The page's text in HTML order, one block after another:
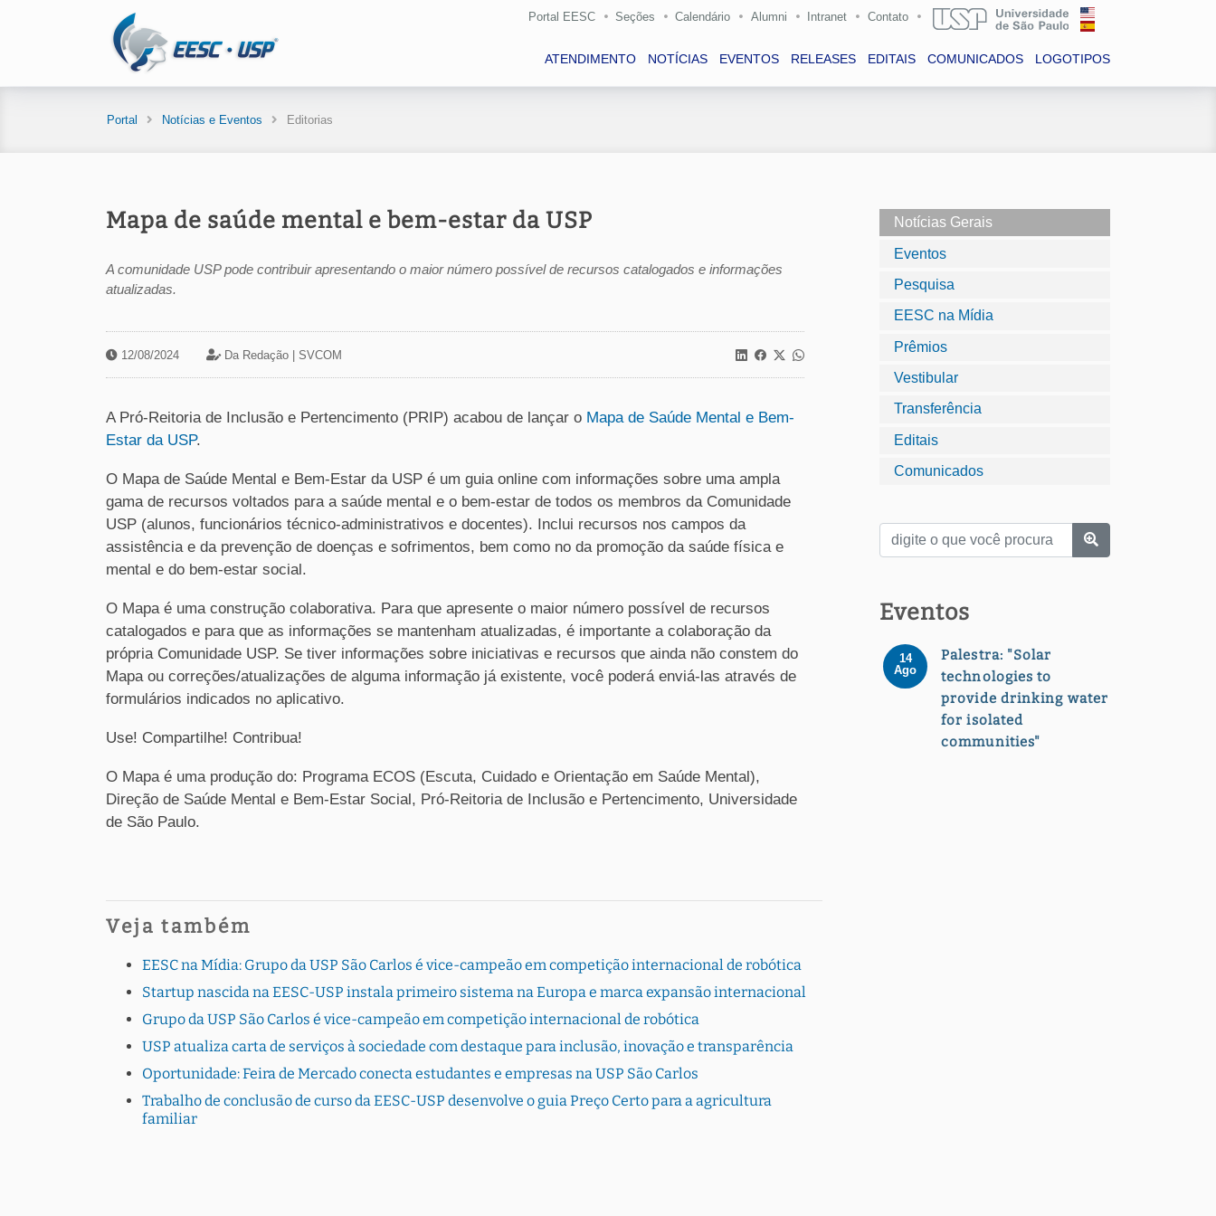
Portal EESC Seções Calendário Alumni Intranet Contato
ATENDIMENTO NOTÍCIAS EVENTOS RELEASES EDITAIS COMUNICADOS LOGOTIPOS
Portal Notícias e Eventos Editorias
Mapa de saúde mental e bem-estar da USP
A comunidade USP pode contribuir apresentando o maior número possível de recursos catalogados e informações
atualizadas.
12/08/2024 Da Redação | SVCOM
A Pró-Reitoria de Inclusão e Pertencimento (PRIP) acabou de lançar o Mapa de Saúde Mental e Bem-
Estar da USP.
O Mapa de Saúde Mental e Bem-Estar da USP é um guia online com informações sobre uma ampla
gama de recursos voltados para a saúde mental e o bem-estar de todos os membros da Comunidade
USP (alunos, funcionários técnico-administrativos e docentes). Inclui recursos nos campos da
assistência e da prevenção de doenças e sofrimentos, bem como no da promoção da saúde física e
mental e do bem-estar social.
O Mapa é uma construção colaborativa. Para que apresente o maior número possível de recursos
catalogados e para que as informações se mantenham atualizadas, é importante a colaboração da
própria Comunidade USP. Se tiver informações sobre iniciativas e recursos que ainda não constem do
Mapa ou correções/atualizações de alguma informação já existente, você poderá enviá-las através de
formulários indicados no aplicativo.
Use! Compartilhe! Contribua!
O Mapa é uma produção do: Programa ECOS (Escuta, Cuidado e Orientação em Saúde Mental),
Direção de Saúde Mental e Bem-Estar Social, Pró-Reitoria de Inclusão e Pertencimento, Universidade
de São Paulo.
Veja também
EESC na Mídia: Grupo da USP São Carlos é vice-campeão em competição internacional de robótica
Startup nascida na EESC-USP instala primeiro sistema na Europa e marca expansão internacional
Grupo da USP São Carlos é vice-campeão em competição internacional de robótica
USP atualiza carta de serviços à sociedade com destaque para inclusão, inovação e transparência
Oportunidade: Feira de Mercado conecta estudantes e empresas na USP São Carlos
Trabalho de conclusão de curso da EESC-USP desenvolve o guia Preço Certo para a agricultura
familiar
Notícias Gerais
Eventos
Pesquisa
EESC na Mídia
Prêmios
Vestibular
Transferência
Editais
Comunicados
Eventos
14
Ago
Palestra: "Solar
technologies to
provide drinking water
for isolated
communities"